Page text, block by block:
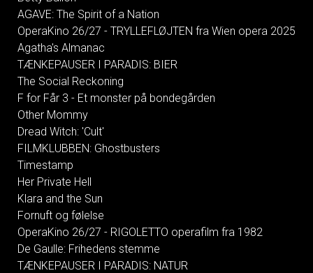
AGAVE: The Spirit of a Nation
OperaKino 26/27 - TRYLLEFLØJTEN fra Wien opera 2025
Agatha's Almanac
TÆNKEPAUSER I PARADIS: BIER
The Social Reckoning
F for Får 3 - Et monster på bondegården
Other Mommy
Dread Witch: 'Cult'
FILMKLUBBEN: Ghostbusters
Timestamp
Her Private Hell
Klara and the Sun
Fornuft og følelse
OperaKino 26/27 - RIGOLETTO operafilm fra 1982
De Gaulle: Frihedens stemme
TÆNKEPAUSER I PARADIS: NATUR